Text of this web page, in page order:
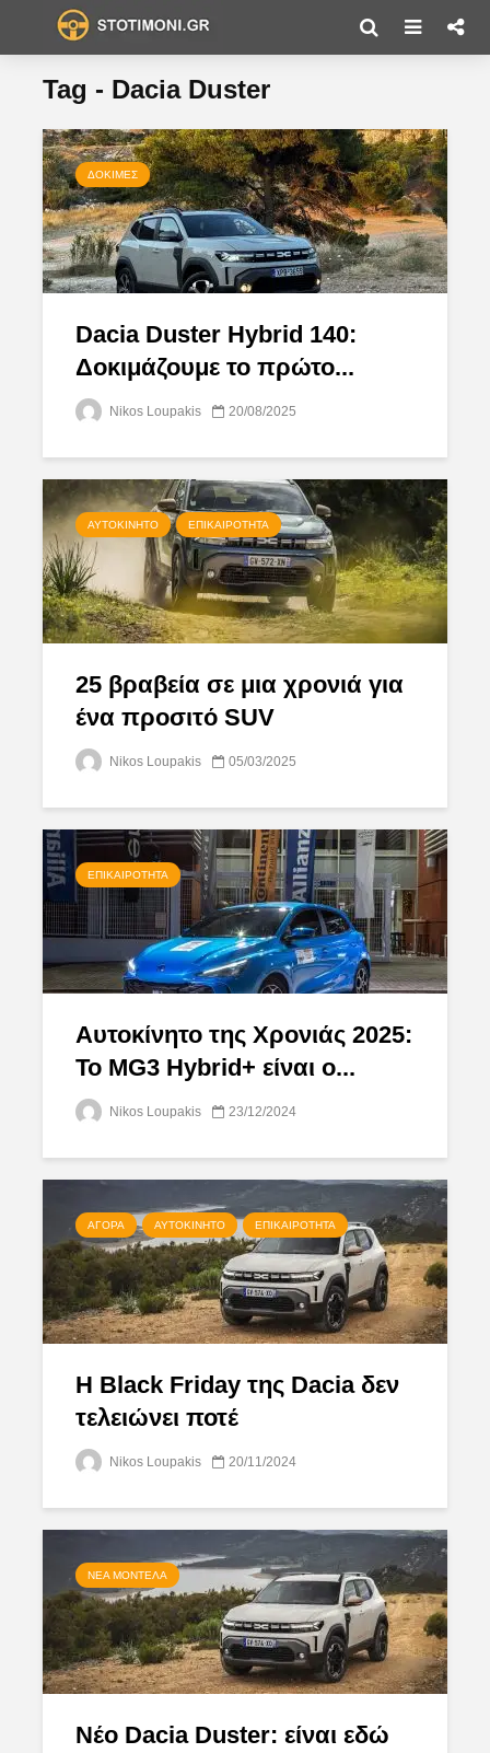
Tag - Dacia Duster
ΔΟΚΙΜΈΣ
Dacia Duster Hybrid 140:
Δοκιμάζουμε το πρώτο...
Nikos Loupakis 20/08/2025
ΑΥΤΟΚΊΝΗΤΟ ΕΠΙΚΑΙΡΌΤΗΤΑ
25 βραβεία σε μια χρονιά για
ένα προσιτό SUV
Nikos Loupakis 05/03/2025
ΕΠΙΚΑΙΡΌΤΗΤΑ
Αυτοκίνητο της Χρονιάς 2025:
Το MG3 Hybrid+ είναι ο...
Nikos Loupakis 23/12/2024
ΑΓΟΡΆ ΑΥΤΟΚΊΝΗΤΟ ΕΠΙΚΑΙΡΌΤΗΤΑ
Η Black Friday της Dacia δεν
τελειώνει ποτέ
Nikos Loupakis 20/11/2024
ΝΈΑ ΜΟΝΤΈΛΑ
Νέο Dacia Duster: είναι εδώ